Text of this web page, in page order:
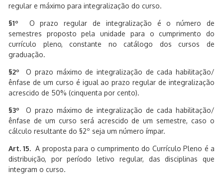
regular e máximo para integralização do curso.
§1º O prazo regular de integralização é o número de
semestres proposto pela unidade para o cumprimento do
currículo pleno, constante no catálogo dos cursos de
graduação.
§2ºO prazo máximo de integralização de cada habilitação/
ênfase de um curso é igual ao prazo regular de integralização
acrescido de 50% (cinquenta por cento).
§3ºO prazo máximo de integralização de cada habilitação/
ênfase de um curso será acrescido de um semestre, caso o
cálculo resultante do §2º seja um número ímpar.
Art. 15.A proposta para o cumprimento do Currículo Pleno é a
distribuição, por período letivo regular, das disciplinas que
integram o curso.